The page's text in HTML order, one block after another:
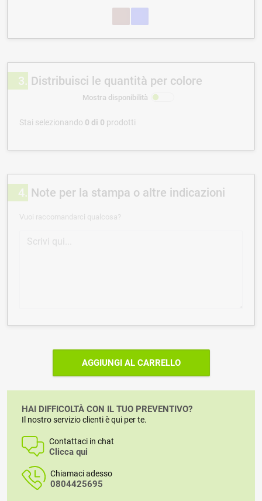
3 Distribuisci le quantità per colore
Mostra disponibilità
Stai selezionando 0 di 0 prodotti
4 Note per la stampa o altre indicazioni
Vuoi raccomandarci qualcosa?
AGGIUNGI AL CARRELLO
HAI DIFFICOLTÀ CON IL TUO PREVENTIVO?
Il nostro servizio clienti è qui per te.
Contattaci in chat
Clicca qui
Chiamaci adesso
0804425695